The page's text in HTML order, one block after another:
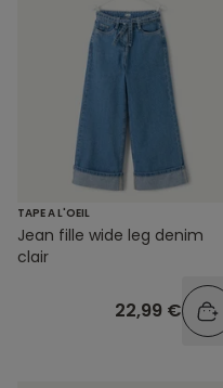
TAPE A L'OEIL
Jean fille wide leg denim
clair
22,99 €